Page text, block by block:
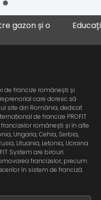
și o
Educația ca
de francize românești și
care doresc să
site din România, dedicat
de francize PROFIT
românești și în alte
Ungaria, Cehia, Serbia,
Lituania, Letonia, Ucraina
System are birouri.
francizelor, precum
în sistem de franciză.